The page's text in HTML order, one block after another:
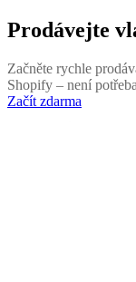
Prodávejte
Začněte rychle
Shopify – není
Začít zdarma